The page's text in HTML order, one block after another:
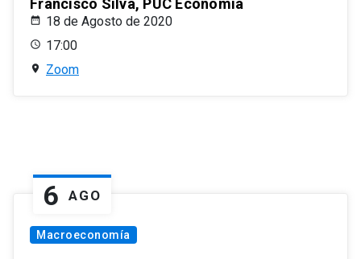
Francisco Silva, PUC Economía
18 de Agosto de 2020
17:00
Zoom
6 AGO
Macroeconomía